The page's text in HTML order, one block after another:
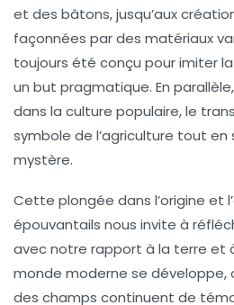
et des bâtons, jusqu’aux
façonnées par des matériaux
toujours été conçu pour imiter
un but pragmatique. En
dans la culture populaire, le
symbole de l’agriculture tout
mystère.
Cette plongée dans l’origine et
épouvantails nous invite à
avec notre rapport à la terre et
monde moderne se développe,
des champs continuent de